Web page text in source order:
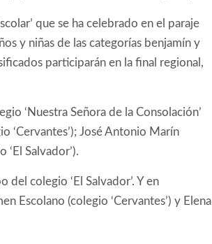
que se ha celebrado en el paraje
y niñas de las categorías benjamín y
participarán en la final regional,
‘Nuestra Señora de la Consolación’
‘Cervantes’); José Antonio Marín
‘El Salvador’).
colegio ‘El Salvador’. Y en
Escolano (colegio ‘Cervantes’) y Elena